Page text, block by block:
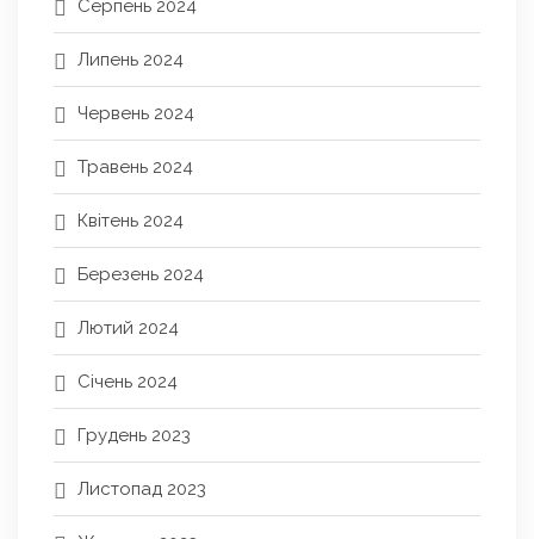
Серпень 2024
Липень 2024
Червень 2024
Травень 2024
Квітень 2024
Березень 2024
Лютий 2024
Січень 2024
Грудень 2023
Листопад 2023